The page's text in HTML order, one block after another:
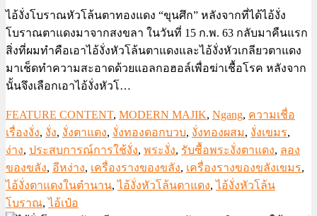
ไอ้งั่งโบราณหัวโล้นตาทองแดง “ขุนศึก” หลังจากที่ได้ไอ้งั่ง
โบราณตาแดงมาจากสงขลา ในวันที่ 15 ก.พ. 63 กลับมาคืนแรก
สิ่งที่ผมทำคือเอาไอ้งั่งหัวโล้นตาแดงและไอ้งั่งหัวเกลียวตาแดง
มาเช็ดทำความสะอาดด้วยแอลกอฮอล์เพื่อฆ่าเชื้อโรค หลังจาก
นั้นจึงเลือกเอาไอ้งั่งหัวโ…
FEATURE CONTENT, MODERN MAJIK, Ngang, ความเชื่อ
เรื่องงั่ง, งั่ง, งั่งตาแดง, งั่งทองดอกบวบ, งั่งทองผสม, งั่งเขมร,
ง่าง, ประสบการณ์การใช้งั่ง, พระงั่ง, รับซื้อพระงั่งตาแดง, ลอง
ของขลัง, อีหง่าง, เครื่องรางของขลัง, เครื่องรางของขลังเขมร,
ไอ้งั่งตาแดงในตำนาน,ไอ้งั่งหัวโล้นตาแดง,ไอ้งั่งหัวโล้น
โบราณ,ไอ้เป๋อ